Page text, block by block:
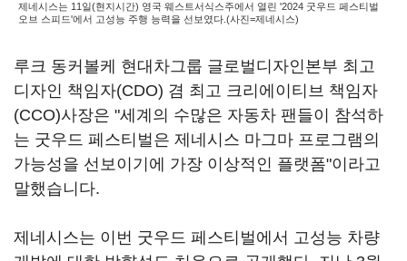
제네시스는 11일(현지시간) 영국 웨스트서식스주에서 열린 '2024 굿우드 페스티벌
오브 스피드'에서 고성능 주행 능력을 선보였다.(사진=제네시스)
루크 동커볼케 현대차그룹 글로벌디자인본부 최고
디자인 책임자(CDO) 겸 최고 크리에이티브 책임자
(CCO)사장은 "세계의 수많은 자동차 팬들이 참석하
는 굿우드 페스티벌은 제네시스 마그마 프로그램의
가능성을 선보이기에 가장 이상적인 플랫폼"이라고
말했습니다.
제네시스는 이번 굿우드 페스티벌에서 고성능 차량